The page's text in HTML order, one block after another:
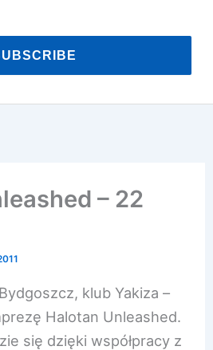
– 22
klub Yakiza –
Halotan Unleashed.
się dzięki współpracy z